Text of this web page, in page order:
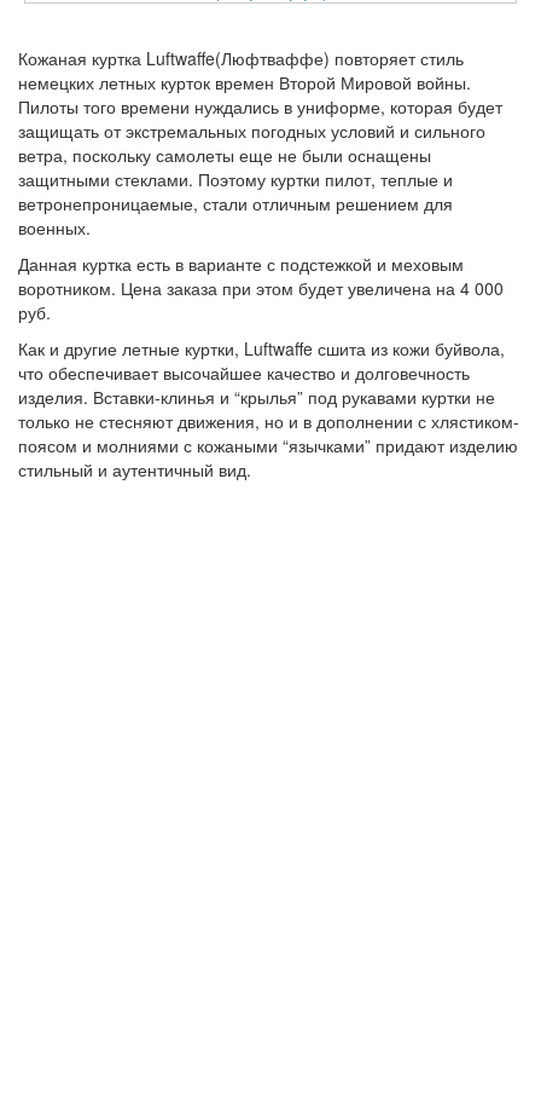
Кожаная куртка Luftwaffe(Люфтваффе) повторяет стиль
немецких летных курток времен Второй Мировой войны.
Пилоты того времени нуждались в униформе, которая будет
защищать от экстремальных погодных условий и сильного
ветра, поскольку самолеты еще не были оснащены
защитными стеклами. Поэтому куртки пилот, теплые и
ветронепроницаемые, стали отличным решением для
военных.
Данная куртка есть в варианте с подстежкой и меховым
воротником. Цена заказа при этом будет увеличена на 4 000
руб.
Как и другие летные куртки, Luftwaffe сшита из кожи буйвола,
что обеспечивает высочайшее качество и долговечность
изделия. Вставки-клинья и “крылья” под рукавами куртки не
только не стесняют движения, но и в дополнении с хлястиком-
поясом и молниями с кожаными “язычками” придают изделию
стильный и аутентичный вид.